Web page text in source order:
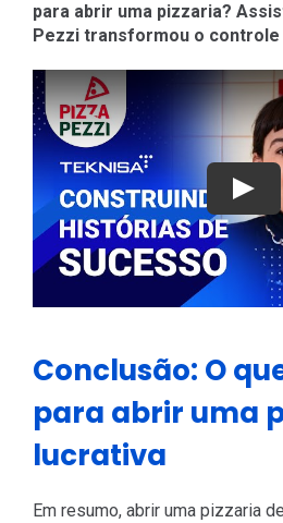
para abrir uma pizzaria?
Pezzi transformou o
Play
Conclusão: O
para abrir uma
lucrativa
Em resumo, abrir uma pizzaria